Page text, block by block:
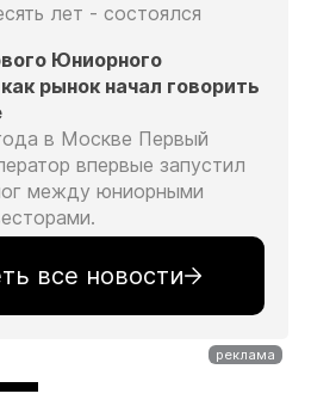
лет - состоялся
Юниорного
рынок начал говорить
в Москве Первый
впервые запустил
между юниорными
все новости